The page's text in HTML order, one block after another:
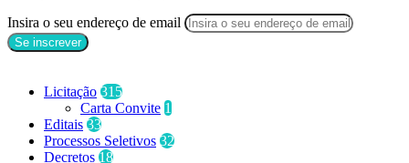
Insira o seu endereço de email
Licitação 315
Carta Convite 1
Editais 33
Processos Seletivos 32
Decretos 18